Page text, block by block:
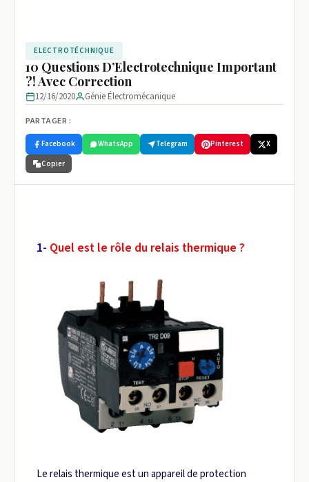
ELECTROTÉCHNIQUE
10 Questions D’Electrotechnique Important
?! Avec Correction
12/16/2020 Génie Électromécanique
PARTAGER :
Facebook WhatsApp Telegram Pinterest
X
Copier
1- Quel est le rôle du relais thermique ?
Le relais thermique est un appareil de protection